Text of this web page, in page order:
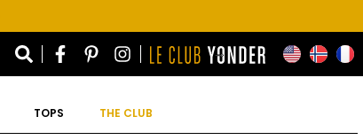
TOPS THE CLUB